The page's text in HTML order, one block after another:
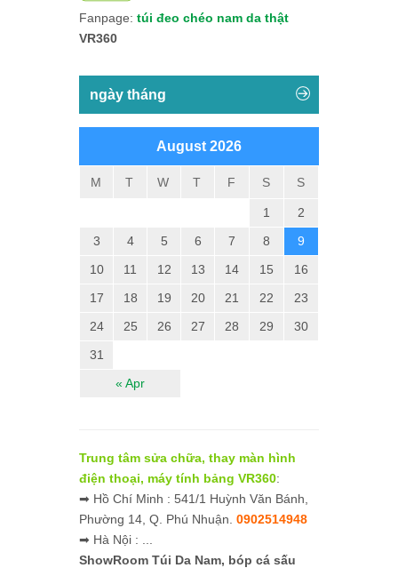
Fanpage: túi đeo chéo nam da thật
VR360
ngày tháng
August 2026
M T W T F S S
« Apr
1
2
3
4 5 6 7 8
9
10
11 12 13 14 15
16
17
18 19 20 21 22
23
24
25 26 27 28 29
30
31
Trung tâm sửa chữa, thay màn hình
điện thoại, máy tính bảng VR360:
➡ Hồ Chí Minh : 541/1 Huỳnh Văn Bánh,
Phường 14, Q. Phú Nhuận. 0902514948
➡ Hà Nội : ...
ShowRoom Túi Da Nam, bóp cá sấu